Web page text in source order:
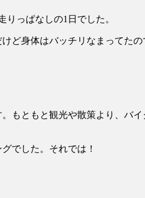
っぱなしの1日でした。
ど身体はバッチリなまってたの
もともと観光や散策より、バ
でした。それでは！